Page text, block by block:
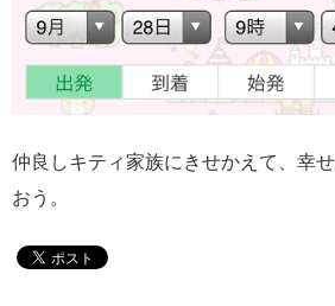
仲良しキティ家族にきせかえて、幸
おう。